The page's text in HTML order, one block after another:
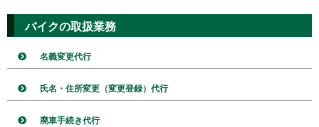
バイクの取扱業務
名義変更代行
氏名・住所変更（変更登録）代行
廃車手続き代行